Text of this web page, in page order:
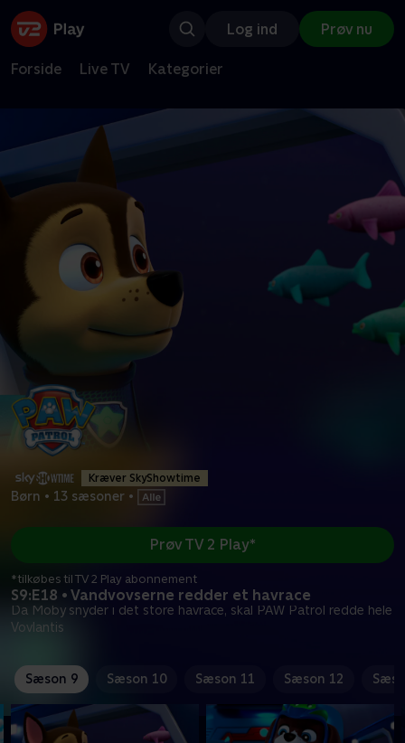
Log ind Prøv nu
Forside Live TV Kategorier
Kræver SkyShowtime
Børn • 13 sæsoner •
S9:E18 • Vandvovserne redder et havrace
Da Moby snyder i det store havrace, skal PAW Patrol redde hele
Vovlantis
Prøv TV 2 Play*
*tilkøbes til TV 2 Play abonnement
Sæson 9 Sæson 10 Sæson 11 Sæson 12